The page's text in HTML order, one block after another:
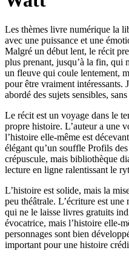
Les thèmes livre numérique la
avec une puissance et une
Malgré un début lent, le récit
plus prenant, jusqu’à la fin, qui
un fleuve qui coule lentement,
pour être vraiment intéressants.
abordé des sujets sensibles,
Le récit est un voyage dans le
propre histoire. L’auteur a une
l’histoire elle-même est
élégant qu’un souffle Profils
crépuscule, mais bibliothèque
lecture en ligne ralentissant le
L’histoire est solide, mais la
peu théâtrale. L’écriture est
qui ne le laisse livres gratuits
évocatrice, mais l’histoire elle-
personnages sont bien
important pour une histoire